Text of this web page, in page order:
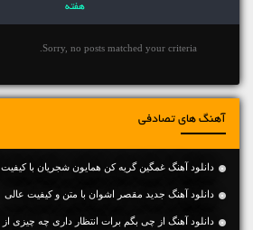
هفته
Sorry, no posts matched your criteria.
آهنگ های تصادفی
دانلود آهنگ غمگین گریه کن همایون شجریان با
دانلود آهنگ جديد مقصر اشوان با متن و کیفیت عالی
دانلود آهنگ از چی‌ بگم برات انتظار داری چه چیزی